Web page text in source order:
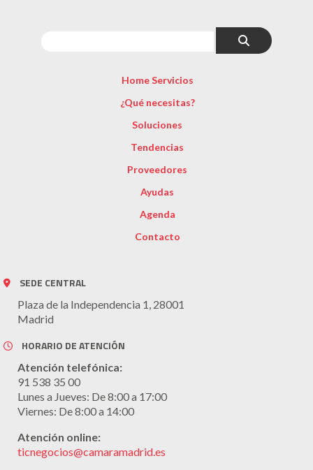
Home Servicios
¿Qué necesitas?
Soluciones
Tendencias
Proveedores
Ayudas
Agenda
Contacto
SEDE CENTRAL
Plaza de la Independencia 1, 28001
Madrid
HORARIO DE ATENCIÓN
Atención telefónica:
91 538 35 00
Lunes a Jueves: De 8:00 a 17:00
Viernes: De 8:00 a 14:00
Atención online:
ticnegocios@camaramadrid.es